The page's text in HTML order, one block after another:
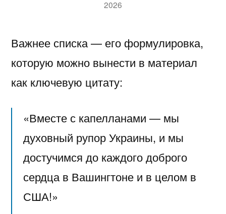
2026
Важнее списка — его формулировка,
которую можно вынести в материал
как ключевую цитату:
«Вместе с капелланами — мы
духовный рупор Украины, и мы
достучимся до каждого доброго
сердца в Вашингтоне и в целом в
США!»